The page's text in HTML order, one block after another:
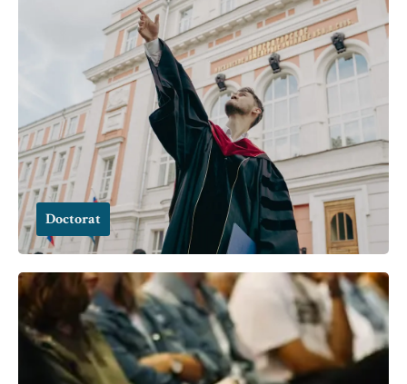
Doctorat